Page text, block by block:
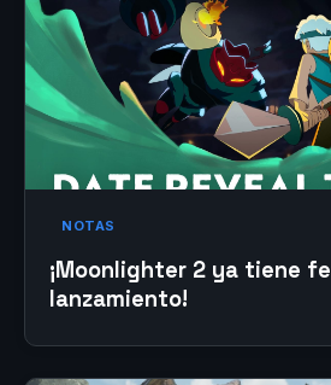
NOTAS
¡Moonlighter 2 ya tiene
lanzamiento!